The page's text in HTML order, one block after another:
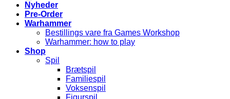
Nyheder
Pre-Order
Warhammer
Bestillings vare fra Games Workshop
Warhammer: how to play
Shop
Spil
Brætspil
Familiespil
Voksenspil